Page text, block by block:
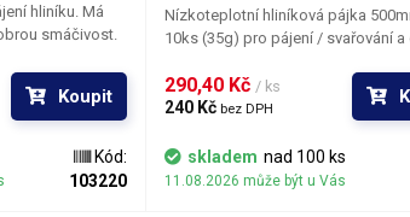
hliníku. Má
smáčivost.
k pájení
v elektronice,
hliníkové kabely
hliníkových
Koupit
Kód:
103220
Nízkoteplotní hliníková pájka
10ks (35g) pro pájení / svařování a
pomocí plamenného hořáku či
Svářecí drát o délce 500mm a
uvnitř naplněn tavidlem, které
dobrou stékavost a přilnavost. Pro
290,40 Kč / ks
240 Kč bez DPH
skladem nad 100 ks
11.08.2026 může být u Vás